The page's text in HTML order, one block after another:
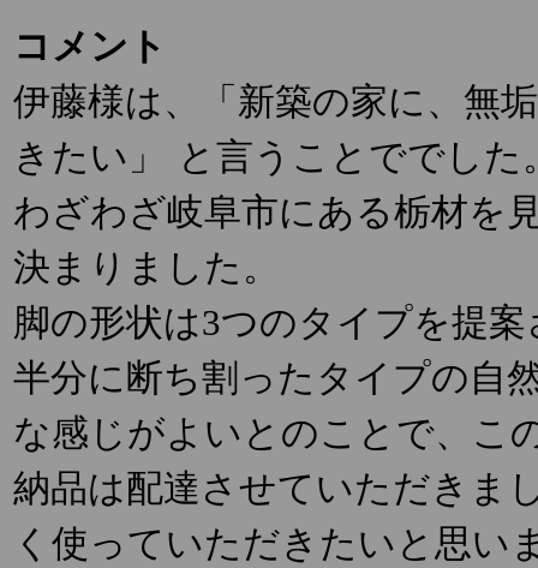
コメント
伊藤様は、「新築の家に、無
きたい」
と言うことででした
わざわざ岐阜市にある栃材を
決まりました。
脚の形状は3つのタイプを提
半分に断ち割ったタイプの自
な感じがよいとのことで、こ
納品は配達させていただきま
く使っていただきたいと思い